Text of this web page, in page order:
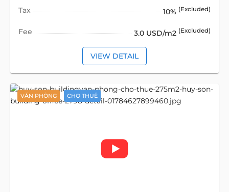
Tax 10% (Excluded)
Fee 3.0 USD/m2 (Excluded)
VIEW DETAIL
VĂN PHÒNG CHO THUÊ